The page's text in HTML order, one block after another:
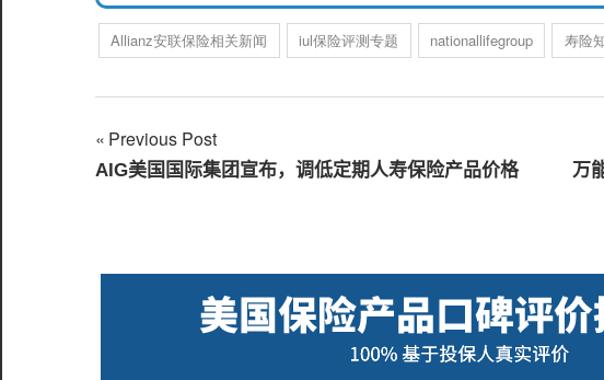
Allianz安联保险相关新闻 iul保险评测专题 nationallifegroup 寿险
文
航
Previous Post
AIG美国国际集团宣布，调低定期人寿保险产品价格
万